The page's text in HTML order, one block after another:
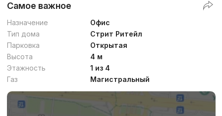
Самое важное
Назначение
Офис
Тип дома
Стрит Ритейл
Парковка
Открытая
Высота
4 м
Этажность
1 из 4
Газ
Магистральный